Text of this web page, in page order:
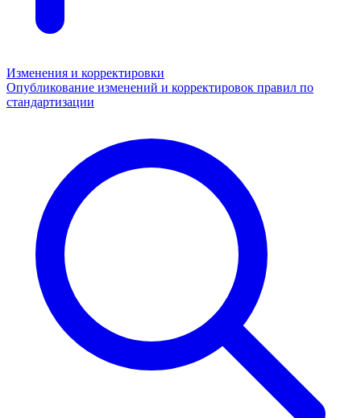
Изменения и корректировки
Опубликование изменений и корректировок правил по
стандартизации